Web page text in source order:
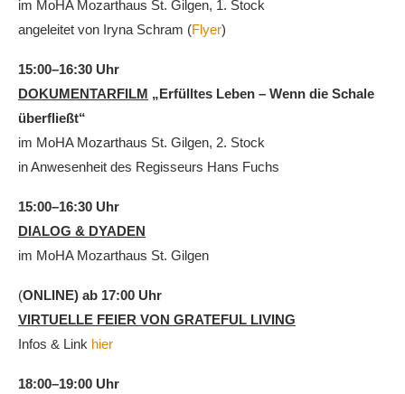
im MoHA Mozarthaus St. Gilgen, 1. Stock
angeleitet von Iryna Schram (Flyer)
15:00–16:30 Uhr
DOKUMENTARFILM „Erfülltes Leben – Wenn die Schale
überfließt“
im MoHA Mozarthaus St. Gilgen, 2. Stock
in Anwesenheit des Regisseurs Hans Fuchs
15:00–16:30 Uhr
DIALOG & DYADEN
im MoHA Mozarthaus St. Gilgen
(ONLINE) ab 17:00 Uhr
VIRTUELLE FEIER VON GRATEFUL LIVING
Infos & Link hier
18:00–19:00 Uhr